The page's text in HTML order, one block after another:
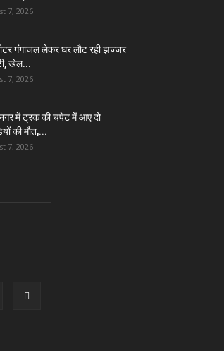
7, 2026
गंगाजल लेकर घर लौट रही झज्जर
खेल...
7, 2026
में ट्रक की चपेट में आए दो
की मौत,...
7, 2026